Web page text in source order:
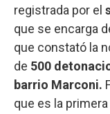
registrada por el
que se encarga
que constató la
de 500
barrio Marconi.
que es la